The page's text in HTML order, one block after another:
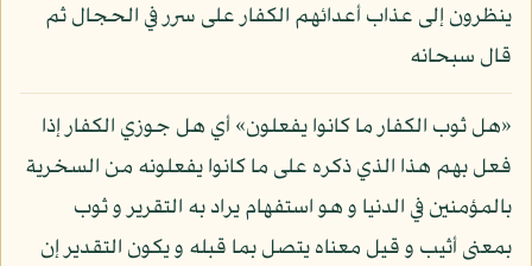
ينظرون إلى عذاب أعدائهم الكفار على سرر في الحجال ثم
قال سبحانه
«هل ثوب الكفار ما كانوا يفعلون» أي هل جوزي الكفار إذا
فعل بهم هذا الذي ذكره على ما كانوا يفعلونه من السخرية
بالمؤمنين في الدنيا و هو استفهام يراد به التقرير و ثوب
بمعنى أثيب و قيل معناه يتصل بما قبله و يكون التقدير إن